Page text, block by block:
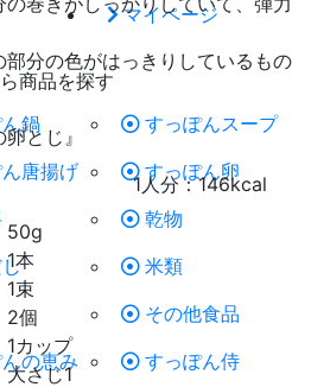
マイページ
商品を探す
鍋
すっぽんスープ
唐揚げ
すっぽん卵
乾物
米類
その他食品
の恵み
すっぽん侍
分の色がはっきりしているもの
とじ』
分 1人分：146kcal
プ
1